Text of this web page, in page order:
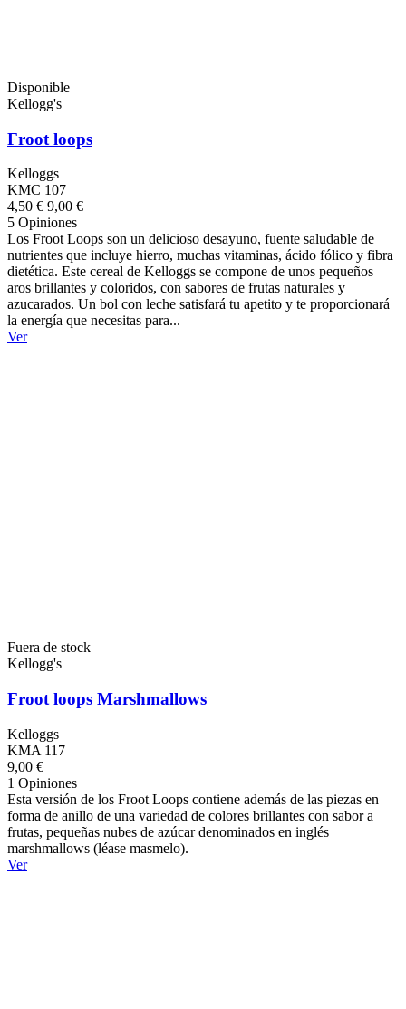
Disponible
Kellogg's
Froot loops
Kelloggs
KMC 107
4,50 € 9,00 €
5 Opiniones
Los Froot Loops son un delicioso desayuno, fuente saludable de
nutrientes que incluye hierro, muchas vitaminas, ácido fólico y fibra
dietética. Este cereal de Kelloggs se compone de unos pequeños
aros brillantes y coloridos, con sabores de frutas naturales y
azucarados. Un bol con leche satisfará tu apetito y te proporcionará
la energía que necesitas para...
Ver
Fuera de stock
Kellogg's
Froot loops Marshmallows
Kelloggs
KMA 117
9,00 €
1 Opiniones
Esta versión de los Froot Loops contiene además de las piezas en
forma de anillo de una variedad de colores brillantes con sabor a
frutas, pequeñas nubes de azúcar denominados en inglés
marshmallows (léase masmelo).
Ver